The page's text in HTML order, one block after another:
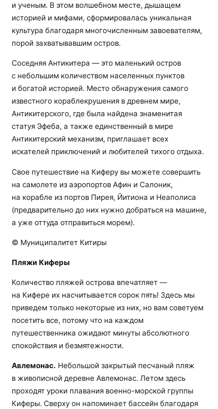
и ученым. В этом волшебном месте, дышащем
историей и мифами, сформировалась уникальная
культура благодаря многочисленным завоевателям,
порой захватывавшим остров.
Соседняя Антикитера — это маленький остров
с небольшим количеством населенных пунктов
и богатой историей. Место обнаружения самого
известного кораблекрушения в древнем мире,
Антикитерского, где была найдена знаменитая
статуя Эфеба, а также единственный в мире
Антикитерский механизм, приглашает всех
искателей приключений и любителей тихого отдыха.
Свое путешествие на Киферу вы можете совершить
на самолете из аэропортов Афин и Салоник,
на корабле из портов Пирея, Йитиона и Неаполиса
(предварительно до них нужно добраться на машине,
а уже оттуда отправиться морем).
© Муниципалитет Китиры
Пляжи Киферы
Количество пляжей острова впечатляет —
на Кифере их насчитывается сорок пять! Здесь мы
приведем только некоторые из них, но вам советуем
посетить все, потому что на каждом
путешественника ожидают минуты абсолютного
спокойствия и безмятежности.
Авлемонас. Небольшой закрытый песчаный пляж
в живописной деревне Авлемонас. Летом здесь
проходят уроки плавания военно-морской группы
Киферы. Сверху он напоминает бассейн благодаря